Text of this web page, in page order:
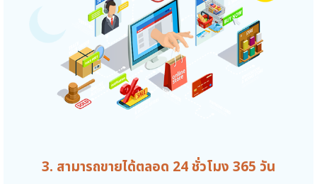
3. สามารถขายได้ตลอด 24 ชั่วโมง 365 วัน